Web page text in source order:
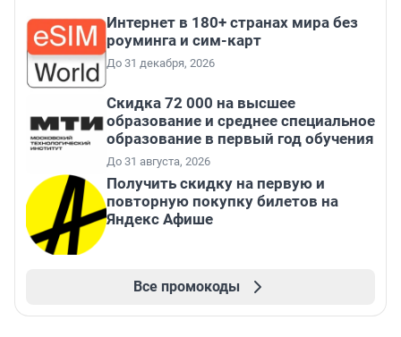
Интернет в 180+ странах мира без
роуминга и сим-карт
До 31 декабря, 2026
Скидка 72 000 на высшее
образование и среднее специальное
образование в первый год обучения
До 31 августа, 2026
Получить скидку на первую и
повторную покупку билетов на
Яндекс Афише
Все промокоды